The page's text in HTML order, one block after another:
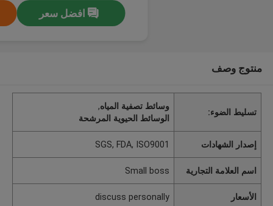
افضل سعر
منتوج وصف
تسليط الضوء:
وسائط تصفية المياه,
الوسائط الحيوية المرشحة
إصدار الشهادات SGS, FDA, ISO9001
اسم العلامة التجارية Small boss
الأسعار discuss personally